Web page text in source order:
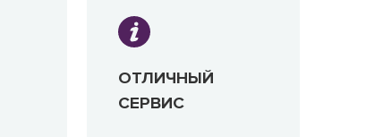
ОТЛИЧНЫЙ
СЕРВИС